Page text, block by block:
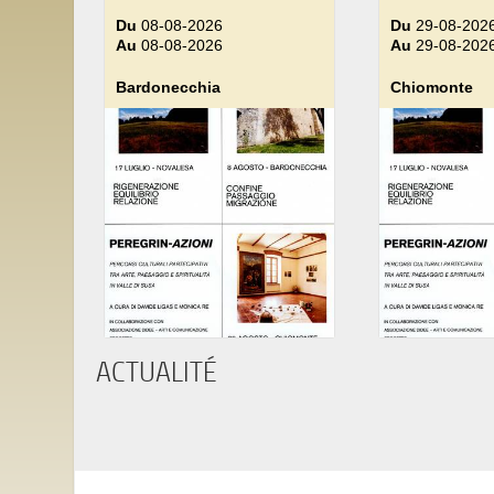
Du 08-08-2026
Au 08-08-2026
Bardonecchia
Du 29-08-
Au 29-08-
Chiomonte
ACTUALITÉ